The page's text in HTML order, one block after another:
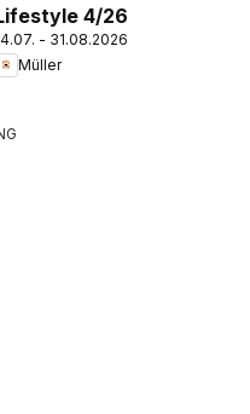
4/26
- 31.08.2026
Müller